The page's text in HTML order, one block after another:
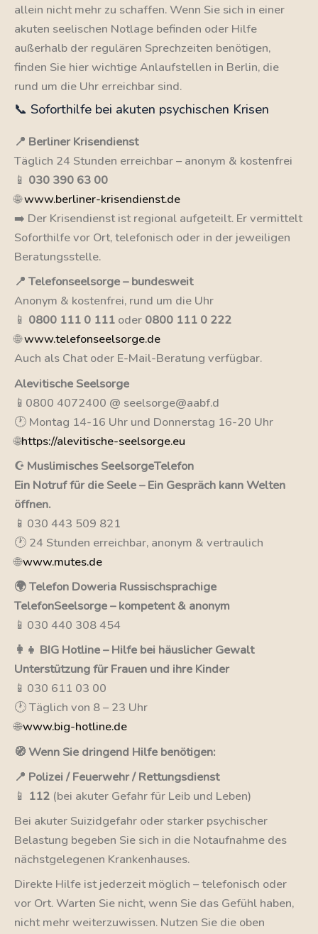
allein nicht mehr zu schaffen. Wenn Sie sich in einer
akuten seelischen Notlage befinden oder Hilfe
außerhalb der regulären Sprechzeiten benötigen,
finden Sie hier wichtige Anlaufstellen in Berlin, die
rund um die Uhr erreichbar sind.
📞 Soforthilfe bei akuten psychischen Krisen
📍 Berliner Krisendienst
Täglich 24 Stunden erreichbar – anonym & kostenfrei
📱 030 390 63 00
🌐www.berliner-krisendienst.de
➡️ Der Krisendienst ist regional aufgeteilt. Er vermittelt
Soforthilfe vor Ort, telefonisch oder in der jeweiligen
Beratungsstelle.
📍 Telefonseelsorge – bundesweit
Anonym & kostenfrei, rund um die Uhr
📱 0800 111 0 111 oder 0800 111 0 222
🌐www.telefonseelsorge.de
Auch als Chat oder E-Mail-Beratung verfügbar.
Alevitische Seelsorge
📱0800 4072400 @ seelsorge@aabf.d
🕐 Montag 14-16 Uhr und Donnerstag 16-20 Uhr
🌐https://alevitische-seelsorge.eu
☪️ Muslimisches SeelsorgeTelefon
Ein Notruf für die Seele – Ein Gespräch kann Welten
öffnen.
📱 030 443 509 821
🕐 24 Stunden erreichbar, anonym & vertraulich
🌐www.mutes.de
🌍 Telefon Doweria Russischsprachige
TelefonSeelsorge – kompetent & anonym
📱 030 440 308 454
👩‍👧 BIG Hotline – Hilfe bei häuslicher Gewalt
Unterstützung für Frauen und ihre Kinder
📱 030 611 03 00
🕐 Täglich von 8 – 23 Uhr
🌐www.big-hotline.de
🧭 Wenn Sie dringend Hilfe benötigen:
📍 Polizei / Feuerwehr / Rettungsdienst
📱 112 (bei akuter Gefahr für Leib und Leben)
Bei akuter Suizidgefahr oder starker psychischer
Belastung begeben Sie sich in die Notaufnahme des
nächstgelegenen Krankenhauses.
Direkte Hilfe ist jederzeit möglich – telefonisch oder
vor Ort. Warten Sie nicht, wenn Sie das Gefühl haben,
nicht mehr weiterzuwissen. Nutzen Sie die oben